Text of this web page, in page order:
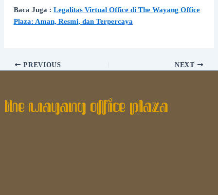
Baca Juga : Legalitas Virtual Office di The Wayang Office
Plaza: Aman, Resmi, dan Terpercaya
PREVIOUS NEXT